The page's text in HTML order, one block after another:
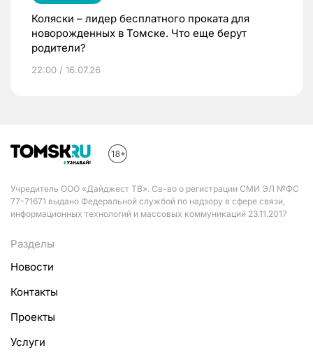
Коляски – лидер бесплатного проката для
новорожденных в Томске. Что еще берут
родители?
22:00 / 16.07.26
Учредитель ООО «Дайджест ТВ». Св-во о регистрации СМИ ЭЛ №ФС
77-71671 выдано Федеральной службой по надзору в сфере связи,
информационных технологий и массовых коммуникаций 23.11.2017
Разделы
Новости
Контакты
Проекты
Услуги